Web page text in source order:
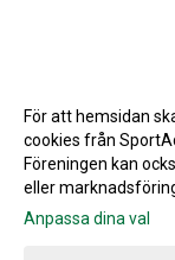
För att hemsidan
cookies från
Föreningen kan
eller
Anpassa dina val